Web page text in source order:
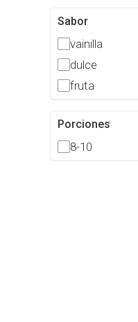
Sabor
vainilla
dulce
fruta
Porciones
8-10